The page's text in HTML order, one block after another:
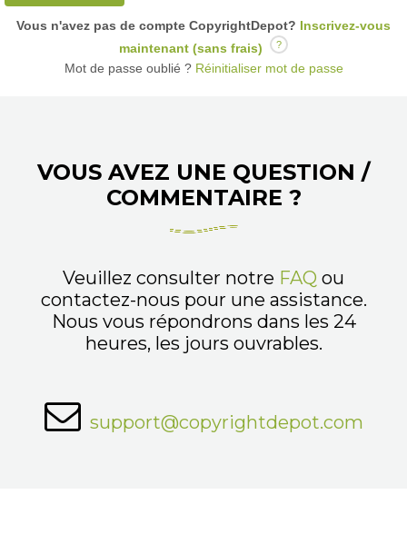
Vous n'avez pas de compte CopyrightDepot? Inscrivez-vous
maintenant (sans frais)
?
Mot de passe oublié ?Réinitialiser mot de passe
VOUS AVEZ UNE QUESTION /
COMMENTAIRE ?
Veuillez consulter notre FAQ ou
contactez-nous pour une assistance.
Nous vous répondrons dans les 24
heures, les jours ouvrables.
support@copyrightdepot.com